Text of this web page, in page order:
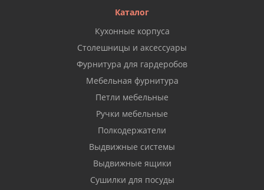
Каталог
Кухонные корпуса
Столешницы и аксессуары
Фурнитура для гардеробов
Мебельная фурнитура
Петли мебельные
Ручки мебельные
Полкодержатели
Выдвижные системы
Выдвижные ящики
Сушилки для посуды